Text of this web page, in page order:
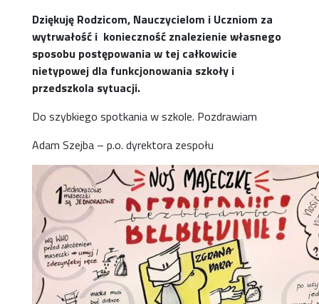
Dziękuję Rodzicom, Nauczycielom i Uczniom za
wytrwałość i konieczność znalezienie własnego
sposobu postępowania w tej całkowicie
nietypowej dla funkcjonowania szkoły i
przedszkola sytuacji.
Do szybkiego spotkania w szkole. Pozdrawiam
Adam Szejba – p.o. dyrektora zespołu